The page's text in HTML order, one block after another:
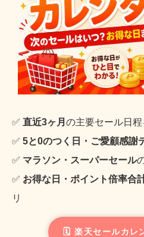
✅ 直近3ヶ月 の主要セール日
✅ 5と0のつく日・ご愛顧感謝
✅ マラソン・スーパーセール
✅ お得な日・ポイント倍率合
リ
🗓️ 楽天セールカレ